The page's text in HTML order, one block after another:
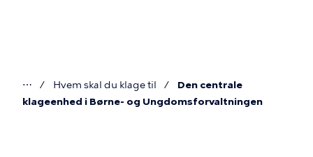
Du
⋯ Hvem skal du klage til
Den centrale
klageenhed i Børne- og Ungdomsforvaltningen